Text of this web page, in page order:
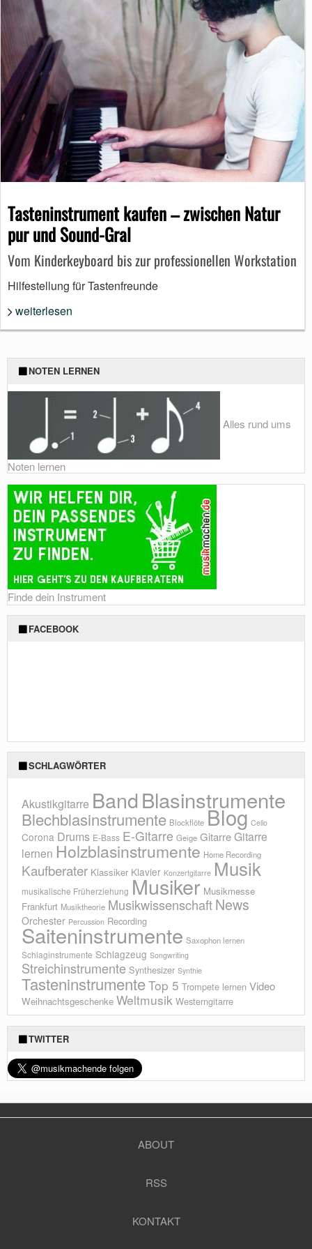
Tasteninstrument kaufen – zwischen Natur
pur und Sound-Gral
Vom Kinderkeyboard bis zur professionellen Workstation
Hilfestellung für Tastenfreunde
weiterlesen
NOTEN LERNEN
Alles rund ums
Noten lernen
Finde dein Instrument
FACEBOOK
SCHLAGWÖRTER
Akustikgitarre BandBlasinstrumente
Blechblasinstrumente Blockflöte Blog Cello
Corona Drums E-Bass E-Gitarre Geige GitarreGitarre
lernen Holzblasinstrumente Home Recording
Kaufberater Klassiker Klavier Konzertgitarre Musik
musikalische Früherziehung Musiker Musikmesse
Frankfurt Musiktheorie MusikwissenschaftNews
Orchester Percussion Recording
Saiteninstrumente Saxophon lernen
Schlaginstrumente Schlagzeug Songwriting
Streichinstrumente Synthesizer Synthie
TasteninstrumenteTop 5 Trompete lernen Video
Weihnachtsgeschenke Weltmusik Westerngitarre
TWITTER
ABOUT
RSS
KONTAKT